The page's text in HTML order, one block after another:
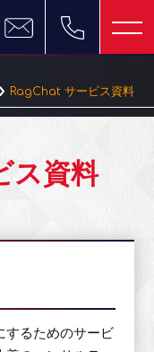
RagChat サービス資料
ス資料
するためのサービ